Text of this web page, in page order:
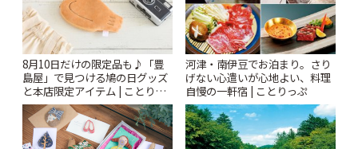
8月10日だけの限定品も♪「豊
島屋」で見つける鳩の日グッズ
と本店限定アイテム | ことりっ
ぷ
河津・南伊豆でお泊まり。さり
げない心遣いが心地よい、料理
自慢の一軒宿 | ことりっぷ